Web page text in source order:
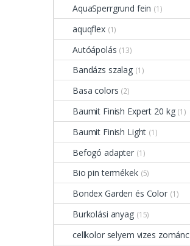
AquaSperrgrund fein (1)
aquqflex (1)
Autóápolás (13)
Bandázs szalag (1)
Basa colors (2)
Baumit Finish Expert 20 kg (1)
Baumit Finish Light (1)
Befogó adapter (1)
Bio pin termékek (5)
Bondex Garden és Color (1)
Burkolási anyag (15)
cellkolor selyem vizes zománc